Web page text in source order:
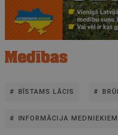
BĪSTAMS LĀCIS
INFORMĀCIJA MEDNIEKIEM